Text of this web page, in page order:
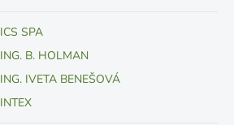
ICS SPA
ING. B. HOLMAN
ING. IVETA BENEŠOVÁ
INTEX